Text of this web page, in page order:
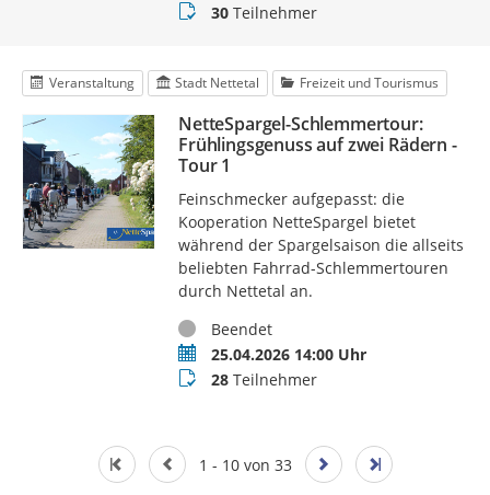
Teilnehmer
30Teilnehmer
Veranstaltung Stadt Nettetal Freizeit und Tourismus
NetteSpargel-Schlemmertour:
Frühlingsgenuss auf zwei Rädern -
Tour 1
Feinschmecker aufgepasst: die
Kooperation NetteSpargel bietet
während der Spargelsaison die allseits
beliebten Fahrrad-Schlemmertouren
durch Nettetal an.
StatusBeendet
Termin25.04.2026 14:00 Uhr
Teilnehmer
28Teilnehmer
1 - 10 von 33